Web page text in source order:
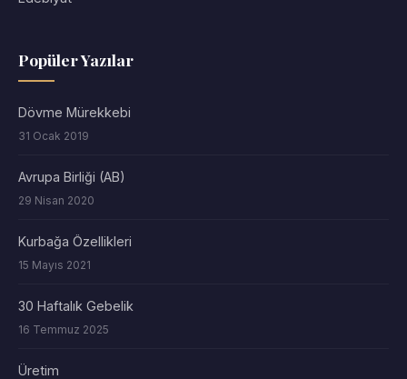
Popüler Yazılar
Dövme Mürekkebi
31 Ocak 2019
Avrupa Birliği (AB)
29 Nisan 2020
Kurbağa Özellikleri
15 Mayıs 2021
30 Haftalık Gebelik
16 Temmuz 2025
Üretim